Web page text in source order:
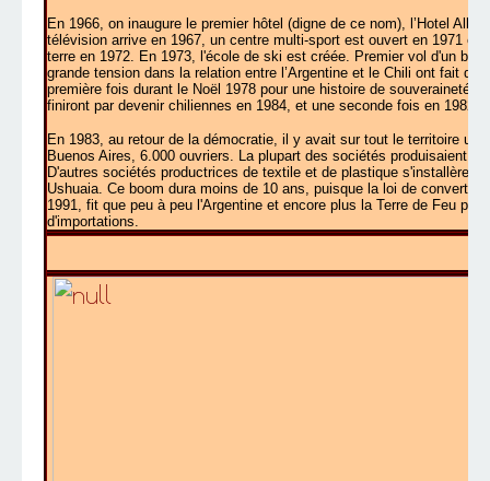
En 1966, on inaugure le premier hôtel (digne de ce nom), l’Hotel
télévision arrive en 1967, un centre multi-sport est ouvert en 1971 et
terre en 1972. En 1973, l'école de ski est créée. Premier vol d'un
grande tension dans la relation entre l’Argentine et le Chili ont fait
première fois durant le Noël 1978 pour une histoire de souveraineté
finiront par devenir chiliennes en 1984, et une seconde fois en 1982
En 1983, au retour de la démocratie, il y avait sur tout le territoire
Buenos Aires, 6.000 ouvriers. La plupart des sociétés produisaient
D'autres sociétés productrices de textile et de plastique s'installèrent
Ushuaia. Ce boom dura moins de 10 ans, puisque la loi de
1991, fit que peu à peu l'Argentine et encore plus la Terre de Feu
d'importations.